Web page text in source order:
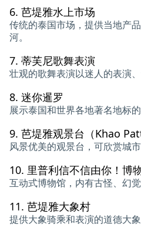
6. 芭堤雅水上市场
传统的泰国市场，提供当地产
河。
7. 蒂芙尼歌舞表演
壮观的歌舞表演以迷人的表演
8. 迷你暹罗
展示泰国和世界各地著名地标的
9. 芭堤雅观景台（Khao
风景优美的观景台，可欣赏城
10. 里普利信不信由你！博
互动式博物馆，内有古怪、幻觉
11. 芭堤雅大象村
提供大象骑乘和表演的道德大象